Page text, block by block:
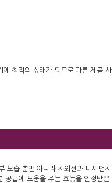
최적의 상태가 되므로 다른 제품 사
보습 뿐만 아니라 자외선과 미세먼지
공급에 도움을 주는 효능을 인정받은